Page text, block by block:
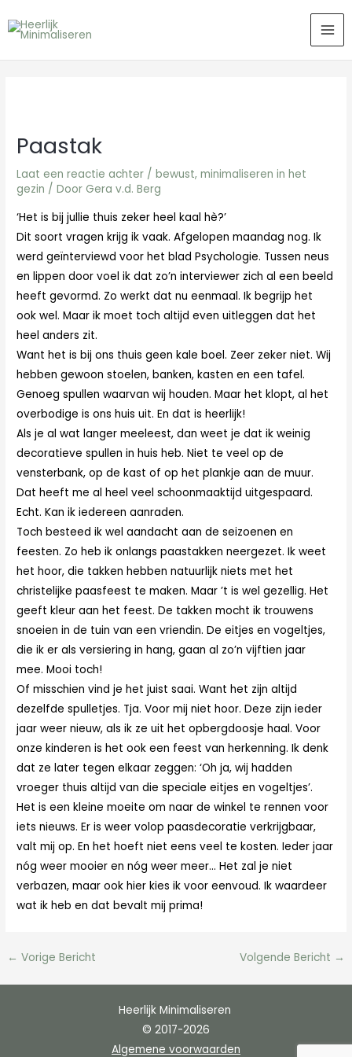
naar
Paastak
Laat een reactie achter /bewust,minimaliseren in het
gezin / Door Gera v.d. Berg
‘Het is bij jullie thuis zeker heel kaal hè?’
Dit soort vragen krijg ik vaak. Afgelopen maandag nog. Ik
werd geïnterviewd voor het blad Psychologie. Tussen neus
en lippen door voel ik dat zo’n interviewer zich al een beeld
heeft gevormd. Zo werkt dat nu eenmaal. Ik begrijp het
ook wel. Maar ik moet toch altijd even uitleggen dat het
heel anders zit.
Want het is bij ons thuis geen kale boel. Zeer zeker niet. Wij
hebben gewoon stoelen, banken, kasten en een tafel.
Genoeg spullen waarvan wij houden. Maar het klopt, al het
overbodige is ons huis uit. En dat is heerlijk!
Als je al wat langer meeleest, dan weet je dat ik weinig
decoratieve spullen in huis heb. Niet te veel op de
vensterbank, op de kast of op het plankje aan de muur.
Dat heeft me al heel veel schoonmaaktijd uitgespaard.
Echt. Kan ik iedereen aanraden.
Toch besteed ik wel aandacht aan de seizoenen en
feesten. Zo heb ik onlangs paastakken neergezet. Ik weet
het hoor, die takken hebben natuurlijk niets met het
christelijke paasfeest te maken. Maar ’t is wel gezellig. Het
geeft kleur aan het feest. De takken mocht ik trouwens
snoeien in de tuin van een vriendin. De eitjes en vogeltjes,
die ik er als versiering in hang, gaan al zo’n vijftien jaar
mee. Mooi toch!
Of misschien vind je het juist saai. Want het zijn altijd
dezelfde spulletjes. Tja. Voor mij niet hoor. Deze zijn ieder
jaar weer nieuw, als ik ze uit het opbergdoosje haal. Voor
onze kinderen is het ook een feest van herkenning. Ik denk
dat ze later tegen elkaar zeggen: ‘Oh ja, wij hadden
vroeger thuis altijd van die speciale eitjes en vogeltjes’.
Het is een kleine moeite om naar de winkel te rennen voor
iets nieuws. Er is weer volop paasdecoratie verkrijgbaar,
valt mij op. En het hoeft niet eens veel te kosten. Ieder jaar
nóg weer mooier en nóg weer meer… Het zal je niet
verbazen, maar ook hier kies ik voor eenvoud. Ik waardeer
wat ik heb en dat bevalt mij prima!
← Vorige Bericht Volgende Bericht →
Heerlijk Minimaliseren
© 2017-2026
Algemene voorwaarden